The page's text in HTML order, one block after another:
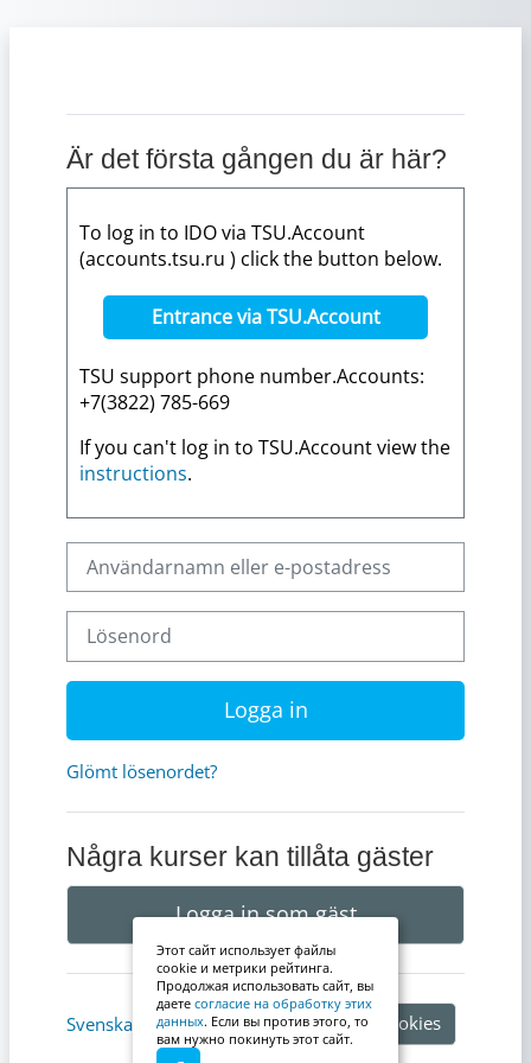
Är det första gången du är här?
To log in to IDO via TSU.Account
(accounts.tsu.ru ) click the button below.
Entrance via TSU.Account
TSU support phone number.Accounts:
+7(3822) 785-669
If you can't log in to TSU.Account view the
instructions.
Logga in
Glömt lösenordet?
Några kurser kan tillåta gäster
Logga in som gäst
Svenska ‎(sv)‎ Information om cookies
Этот сайт использует файлы
cookie и метрики рейтинга.
Продолжая использовать сайт, вы
даете согласие на обработку этих
данных. Если вы против этого, то
вам нужно покинуть этот сайт.